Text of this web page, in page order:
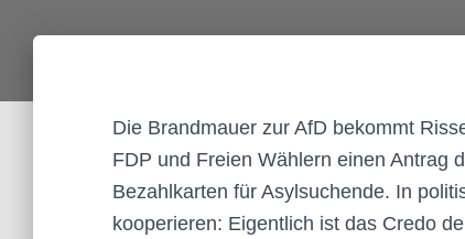
Die Brandmauer zur AfD bekommt
FDP und Freien Wählern einen Antrag
Bezahlkarten für Asylsuchende. In
kooperieren: Eigentlich ist das Credo